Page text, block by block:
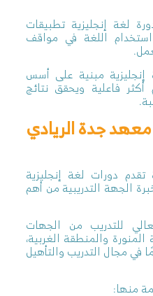
لغة إنجليزية تطبيقات
اللغة في مواقف
مبنية على أسس
فاعلية ويحقق نتائج
معهد جدة الريادي
دورات لغة إنجليزية
الجهة التدريبية من أهم
للتدريب من الجهات
المنورة والمنطقة الغربية،
خبرة تتجاوز 30 عامًا في مجال التدريب والتأهيل
منها: